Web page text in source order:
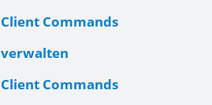
Client Commands
verwalten
Client Commands